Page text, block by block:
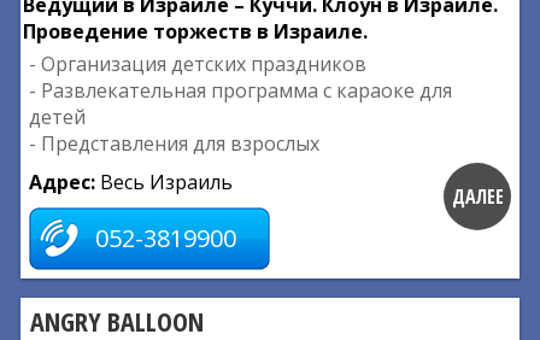
Проведение торжеств в Израиле.
- Организация детских праздников
- Развлекательная программа с караоке для
детей
- Представления для взрослых
Адрес: Весь Израиль
052-3819900
ДАЛЕЕ
ANGRY BALLOON